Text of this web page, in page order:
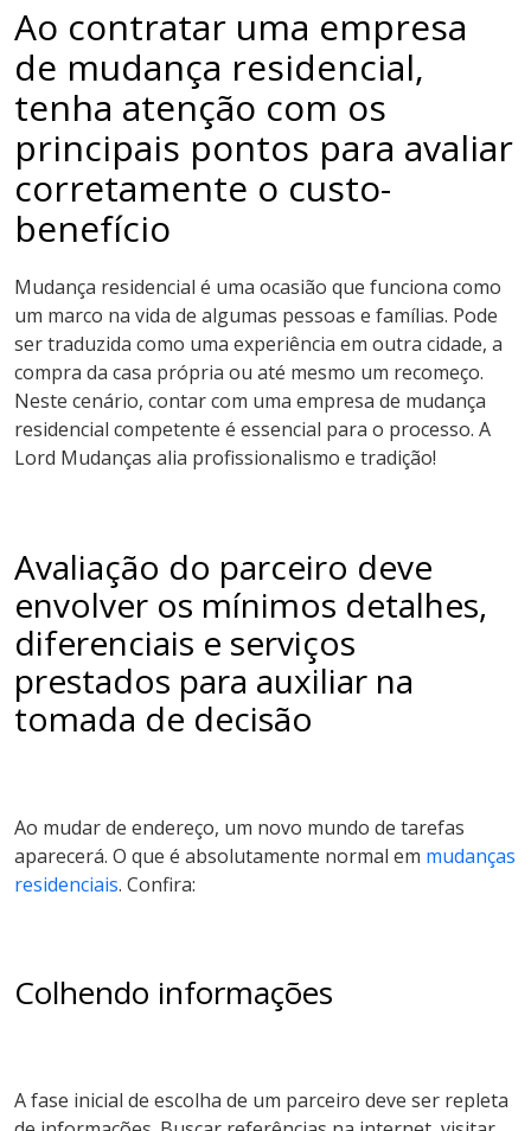
Ao contratar uma empresa
de mudança residencial,
tenha atenção com os
principais pontos para avaliar
corretamente o custo-
benefício
Mudança residencial é uma ocasião que funciona como
um marco na vida de algumas pessoas e famílias. Pode
ser traduzida como uma experiência em outra cidade, a
compra da casa própria ou até mesmo um recomeço.
Neste cenário, contar com uma empresa de mudança
residencial competente é essencial para o processo. A
Lord Mudanças alia profissionalismo e tradição!
Avaliação do parceiro deve
envolver os mínimos detalhes,
diferenciais e serviços
prestados para auxiliar na
tomada de decisão
Ao mudar de endereço, um novo mundo de tarefas
aparecerá. O que é absolutamente normal em mudanças
residenciais. Confira:
Colhendo informações
A fase inicial de escolha de um parceiro deve ser repleta